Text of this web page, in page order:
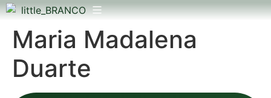
Maria Madalena
Duarte